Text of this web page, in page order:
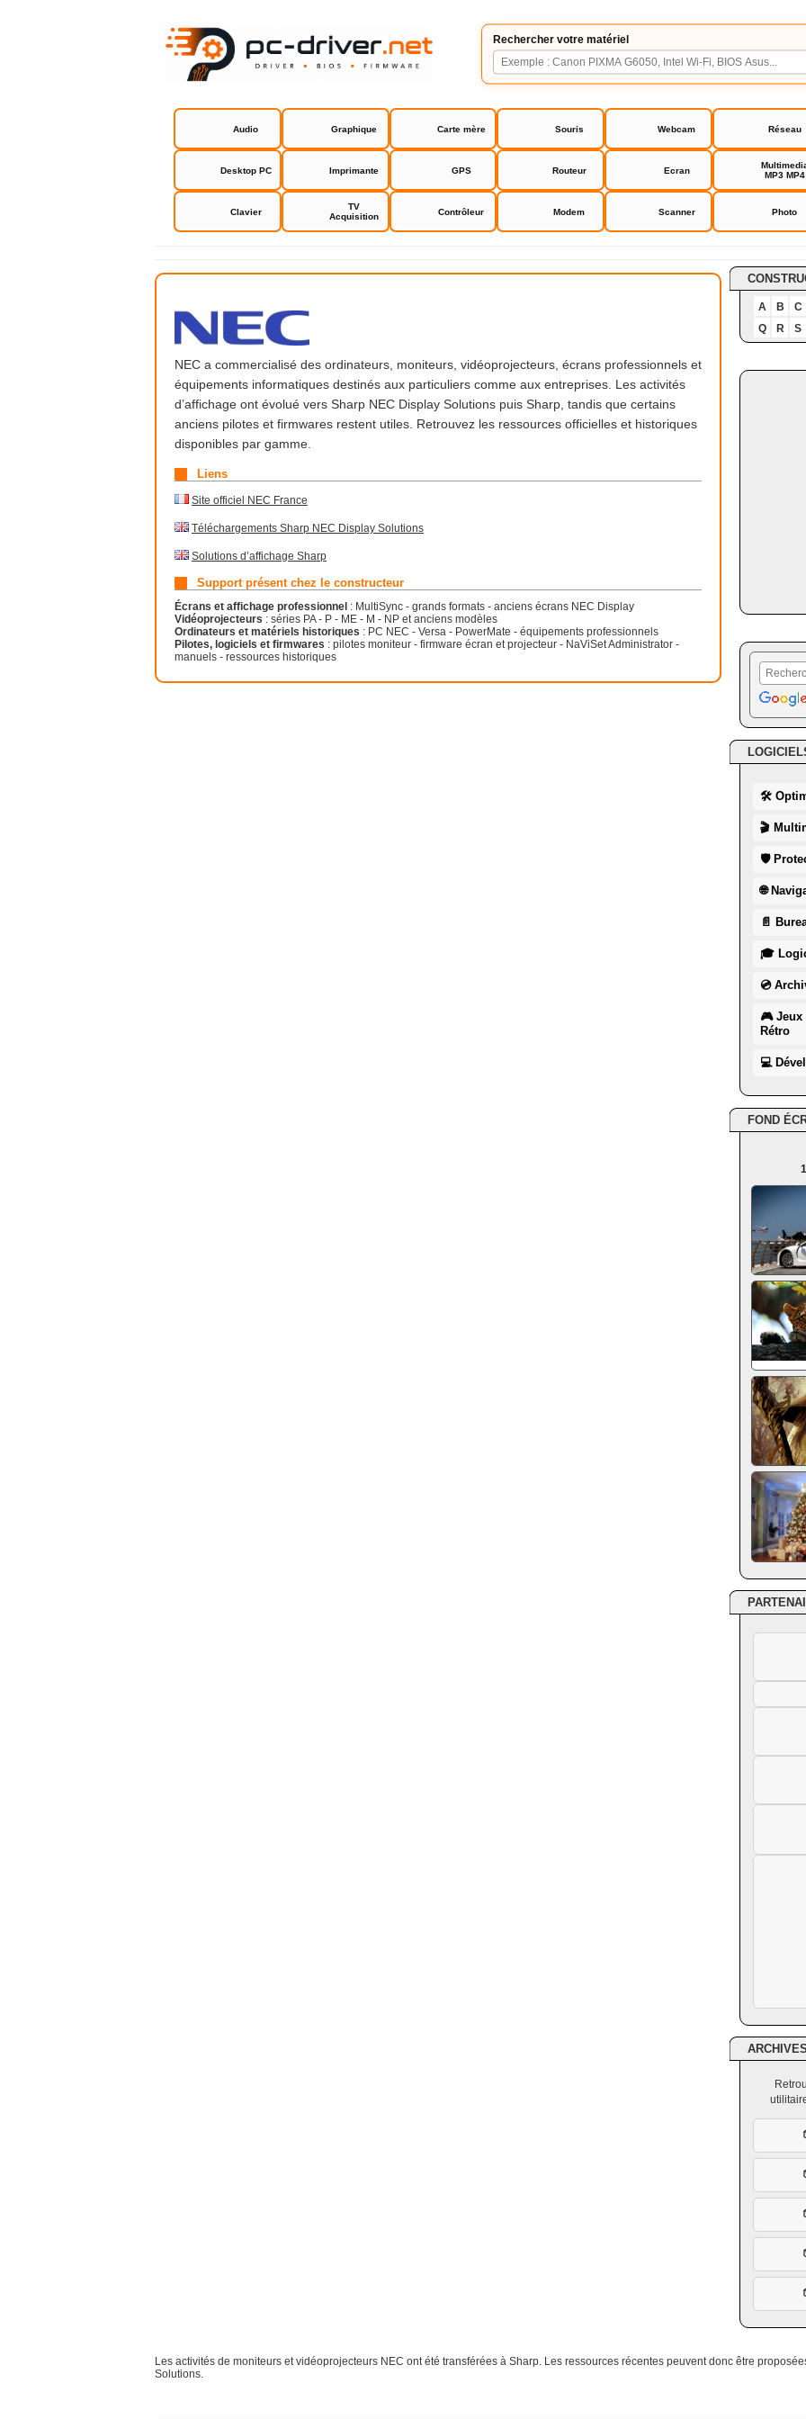
Rechercher votre matériel
Audio Graphique Carte mère Souris Webcam Réseau
Desktop PC Imprimante GPS Routeur Ecran
MP3 MP4
Clavier
TV
Acquisition
Contrôleur Modem Scanner Photo
NEC
NEC a commercialisé des ordinateurs, moniteurs, vidéoprojecteurs, écrans professionnels et
équipements informatiques destinés aux particuliers comme aux entreprises. Les activités
d’affichage ont évolué vers Sharp NEC Display Solutions puis Sharp, tandis que certains
anciens pilotes et firmwares restent utiles. Retrouvez les ressources officielles et historiques
disponibles par gamme.
Liens
Site officiel NEC France
Téléchargements Sharp NEC Display Solutions
Solutions d’affichage Sharp
Support présent chez le constructeur
Écrans et affichage professionnel : MultiSync - grands formats - anciens écrans NEC Display
Vidéoprojecteurs : séries PA - P - ME - M - NP et anciens modèles
Ordinateurs et matériels historiques : PC NEC - Versa - PowerMate - équipements professionnels
Pilotes, logiciels et firmwares : pilotes moniteur - firmware écran et projecteur - NaViSet Administrator -
manuels - ressources historiques
A B
C
Q
R S
🛠
🎬
🛡
🌐
📄
🎓
💿
🎮 Jeux
Rétro
💻
FOND
Les activités de moniteurs et vidéoprojecteurs NEC ont été transférées à Sharp. Les ressources récentes peuvent donc être
Solutions.